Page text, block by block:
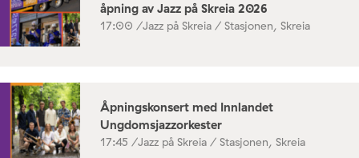
åpning av Jazz på Skreia 2026
17:00 /Jazz på Skreia / Stasjonen, Skreia
Åpningskonsert med Innlandet
Ungdomsjazzorkester
17:45 /Jazz på Skreia / Stasjonen, Skreia